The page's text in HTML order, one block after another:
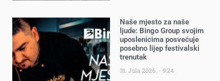
Naše mjesto za naše
ljude: Bingo Group svojim
uposlenicima posvećuje
posebno lijep festivalski
trenutak
31. Jula 2026. 9:24